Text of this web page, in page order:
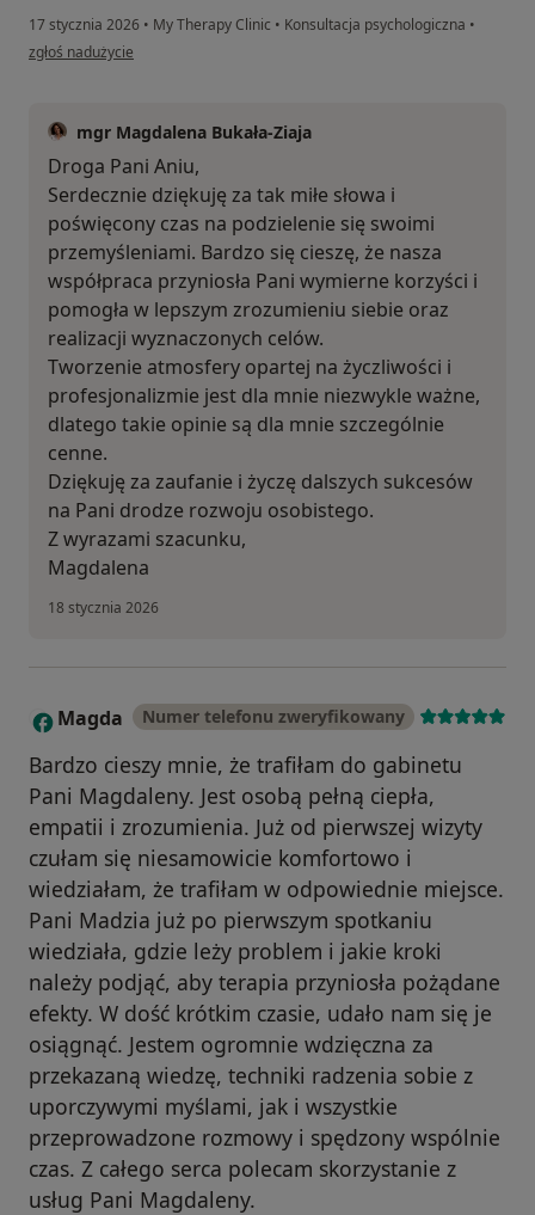
17 stycznia 2026 • My Therapy Clinic • Konsultacja psychologiczna •
w opinii użytkownika Ania L.
zgłoś nadużycie
mgr Magdalena Bukała-Ziaja
Droga Pani Aniu,
Serdecznie dziękuję za tak miłe słowa i
poświęcony czas na podzielenie się swoimi
przemyśleniami. Bardzo się cieszę, że nasza
współpraca przyniosła Pani wymierne korzyści i
pomogła w lepszym zrozumieniu siebie oraz
realizacji wyznaczonych celów.
Tworzenie atmosfery opartej na życzliwości i
profesjonalizmie jest dla mnie niezwykle ważne,
dlatego takie opinie są dla mnie szczególnie
cenne.
Dziękuję za zaufanie i życzę dalszych sukcesów
na Pani drodze rozwoju osobistego.
Z wyrazami szacunku,
Magdalena
18 stycznia 2026
M Magda Numer telefonu zweryfikowany
Bardzo cieszy mnie, że trafiłam do gabinetu
Pani Magdaleny. Jest osobą pełną ciepła,
empatii i zrozumienia. Już od pierwszej wizyty
czułam się niesamowicie komfortowo i
wiedziałam, że trafiłam w odpowiednie miejsce.
Pani Madzia już po pierwszym spotkaniu
wiedziała, gdzie leży problem i jakie kroki
należy podjąć, aby terapia przyniosła pożądane
efekty. W dość krótkim czasie, udało nam się je
osiągnąć. Jestem ogromnie wdzięczna za
przekazaną wiedzę, techniki radzenia sobie z
uporczywymi myślami, jak i wszystkie
przeprowadzone rozmowy i spędzony wspólnie
czas. Z całego serca polecam skorzystanie z
usług Pani Magdaleny.